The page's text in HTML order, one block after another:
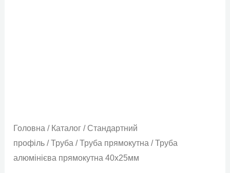
Головна / Каталог / Стандартний
профіль /Труба /Труба прямокутна / Труба
алюмінієва прямокутна 40х25мм